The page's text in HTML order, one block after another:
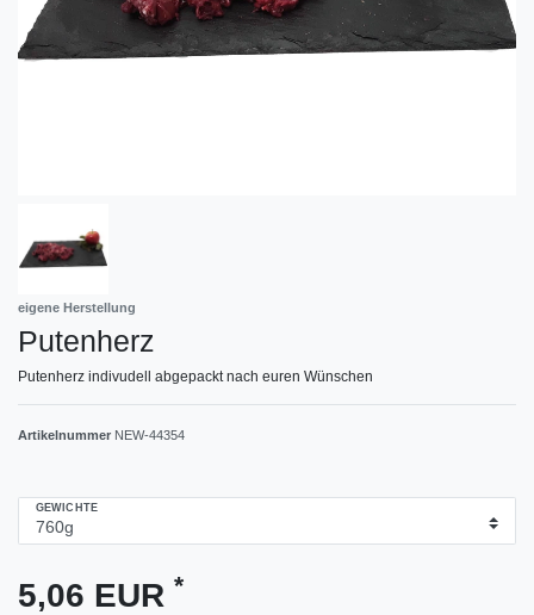
eigene Herstellung
Putenherz
Putenherz indivudell abgepackt nach euren Wünschen
Artikelnummer NEW-44354
GEWICHTE
5,06 EUR *